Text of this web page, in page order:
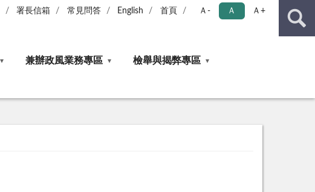
署長信箱 常見問答 English 首頁 Ａ- Ａ Ａ+
兼辦政風業務專區 檢舉與揭弊專區